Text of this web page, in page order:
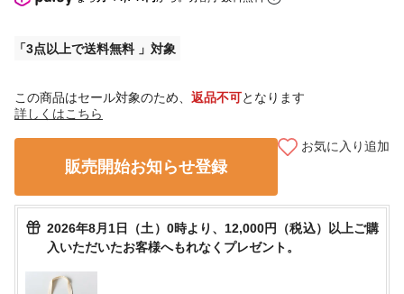
3点以上で送料無料
この商品はセール対象のため、 返品不可となります
詳しくはこちら
販売開始お知らせ登録
お気に入り追加
2026年8月1日（土）0時より、12,000円（税込）以上ご購
入いただいたお客様へもれなくプレゼント。